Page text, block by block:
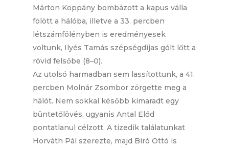
Márton Koppány bombázott a kapus válla
fölött a hálóba, illetve a 33. percben
létszámfölényben is eredményesek
voltunk, Ilyés Tamás szépségdíjas gólt lőtt a
rövid felsőbe (8–0).
Az utolsó harmadban sem lassítottunk, a 41.
percben Molnár Zsombor zörgette meg a
hálót. Nem sokkal később kimaradt egy
büntetőlövés, ugyanis Antal Előd
pontatlanul célzott. A tizedik találatunkat
Horváth Pál szerezte, majd Biró Ottó is